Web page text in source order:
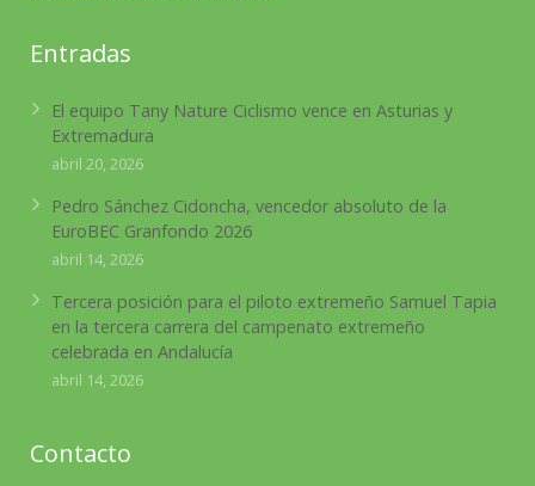
Entradas
El equipo Tany Nature Ciclismo vence en Asturias y
Extremadura
abril 20, 2026
Pedro Sánchez Cidoncha, vencedor absoluto de la
EuroBEC Granfondo 2026
abril 14, 2026
Tercera posición para el piloto extremeño Samuel Tapia
en la tercera carrera del campenato extremeño
celebrada en Andalucía
abril 14, 2026
Contacto